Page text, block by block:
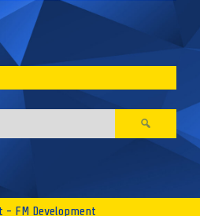
Ricerca
per:
- FM Development